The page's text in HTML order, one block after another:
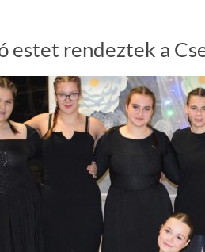
estet rendeztek a